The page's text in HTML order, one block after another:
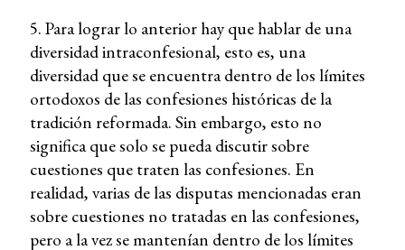
5. Para lograr lo anterior hay que hablar de una
diversidad intraconfesional, esto es, una
diversidad que se encuentra dentro de los límites
ortodoxos de las confesiones históricas de la
tradición reformada. Sin embargo, esto no
significa que solo se pueda discutir sobre
cuestiones que traten las confesiones. En
realidad, varias de las disputas mencionadas eran
sobre cuestiones no tratadas en las confesiones,
pero a la vez se mantenían dentro de los límites